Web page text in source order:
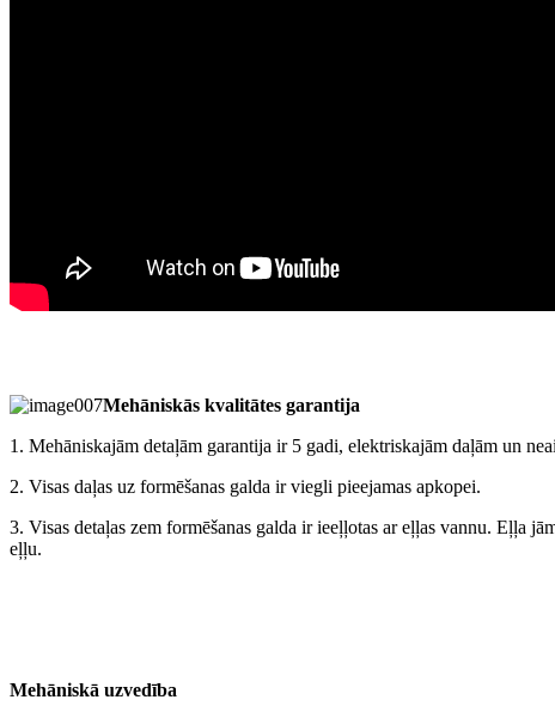
Mehāniskās kvalitātes garantija
1. Mehāniskajām detaļām garantija ir 5 gadi, elektriskajām daļām un
2. Visas daļas uz formēšanas galda ir viegli pieejamas apkopei.
3. Visas detaļas zem formēšanas galda ir ieeļļotas ar eļļas vannu. Eļļa
eļļu.
Mehāniskā uzvedība